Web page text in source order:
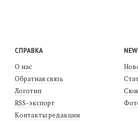
СПРАВКА
О нас
Обратная связь
Логотип
RSS-экспорт
Контакты редакции